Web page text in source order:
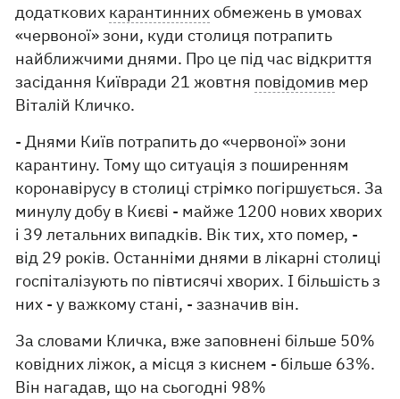
додаткових карантиннихобмежень в умовах
«червоної» зони, куди столиця потрапить
найближчими днями. Про це під час відкриття
засідання Київради 21 жовтня повідомив мер
Віталій Кличко.
- Днями Київ потрапить до «червоної» зони
карантину. Тому що ситуація з поширенням
коронавірусу в столиці стрімко погіршується. За
минулу добу в Києві - майже 1200 нових хворих
і 39 летальних випадків. Вік тих, хто помер, -
від 29 років. Останніми днями в лікарні столиці
госпіталізують по півтисячі хворих. І більшість з
них - у важкому стані, - зазначив він.
За словами Кличка, вже заповнені більше 50%
ковідних ліжок, а місця з киснем - більше 63%.
Він нагадав, що на сьогодні 98%